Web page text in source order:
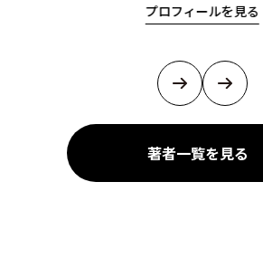
プロフィールを見る
著者一覧を見る